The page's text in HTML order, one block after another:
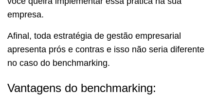
empresa.
Afinal, toda estratégia de gestão empresarial
apresenta prós e contras e isso não seria diferente
no caso do benchmarking.
Vantagens do benchmarking: